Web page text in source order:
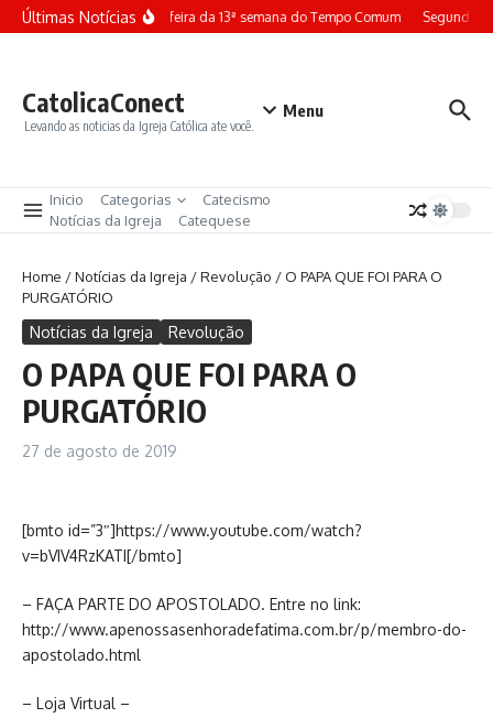
Ir para o conteúdo
Últimas NotíciasTerça-feira da 13ª semana do Tempo Comum Segunda-
CatolicaConect
Levando as noticias da Igreja Católica ate você.
Menu
Inicio Categorias
Catecismo
Notícias da Igreja
Catequese
Home /Notícias da Igreja /Revolução /O PAPA QUE FOI PARA O
PURGATÓRIO
Notícias da Igreja Revolução
O PAPA QUE FOI PARA O
PURGATÓRIO
27 de agosto de 2019
[bmto id=”3″]https://www.youtube.com/watch?
v=bVIV4RzKATI[/bmto]
– FAÇA PARTE DO APOSTOLADO. Entre no link:
http://www.apenossasenhoradefatima.com.br/p/membro-do-
apostolado.html
– Loja Virtual –